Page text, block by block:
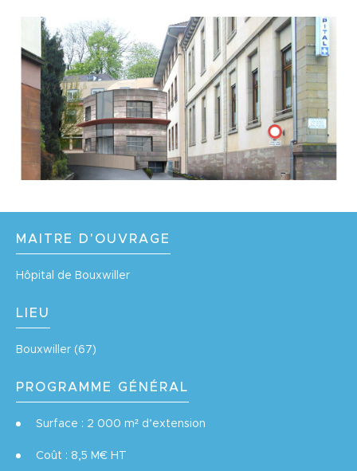
MAITRE D'OUVRAGE
Hôpital de Bouxwiller
LIEU
Bouxwiller (67)
PROGRAMME GÉNÉRAL
Surface : 2 000 m² d’extension
Coût : 8,5 M€ HT